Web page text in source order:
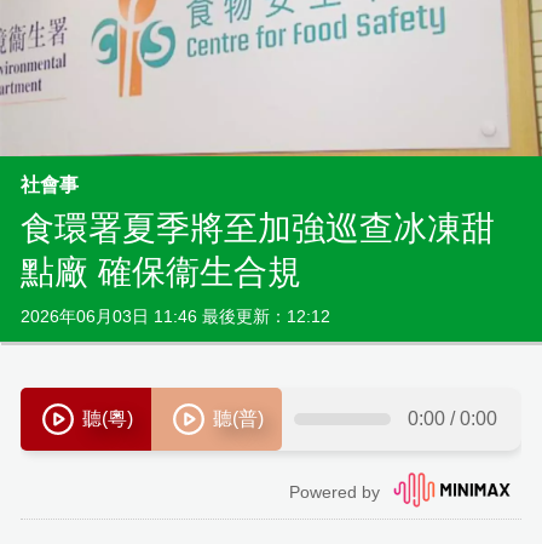
社會事
食環署夏季將至加強巡查冰凍甜
點廠 確保衞生合規
2026年06月03日 11:46 最後更新：12:12